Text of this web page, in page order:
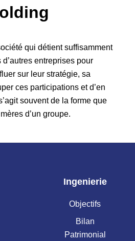
qui détient suffisamment
entreprises pour
sur leur stratégie, sa
ces participations et d’en
souvent de la forme que
d’un groupe.
Ingenierie
Objectifs
Bilan
Patrimonial